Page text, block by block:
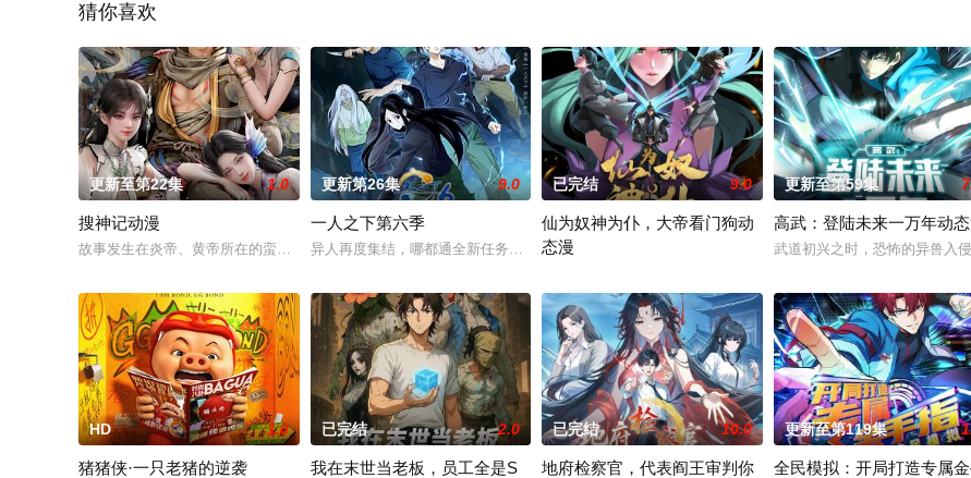
猜你喜欢
更新至第22集 1.0
搜神记动漫
故事发生在炎帝、黄帝所在的蛮荒时代。正值群雄逐鹿中原之际，天下公认的领袖——神农帝去世，金、木、水、火、土各族群
更新第26集 9.0
一人之下第六季
异人再度集结，哪都通全新任务开启！甲申之乱到底隐藏怎样的真相？二十四节谷危机重重，一口气半年
已完结 9.0
仙为奴神为仆，大帝看门狗动
态漫
天离殿主厉天元，作为执棋者，不惜背负一切仇与恨，带领天离殿
更新至第59集
高武：登陆未来一万年动
武道初兴之时，恐怖的异兽入
HD 1.0
猪猪侠·一只老猪的逆袭
已完结 2.0
我在末世当老板，员工全是S
已完结 10.0
地府检察官，代表阎王审判你
更新至第119集
全民模拟：开局打造专属